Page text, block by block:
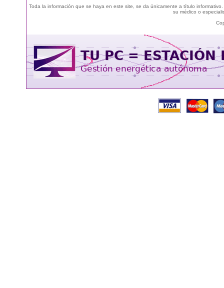
Toda la información que se haya en este site, se da únicamente a título
su médico o